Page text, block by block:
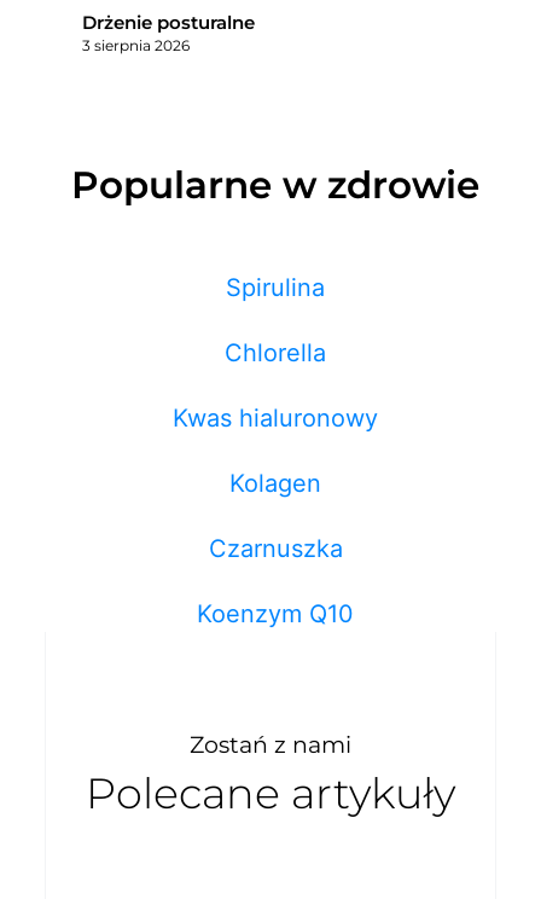
Drżenie posturalne
3 sierpnia 2026
Popularne w zdrowie
Spirulina
Chlorella
Kwas hialuronowy
Kolagen
Czarnuszka
Koenzym Q10
Zostań z nami
Polecane artykuły